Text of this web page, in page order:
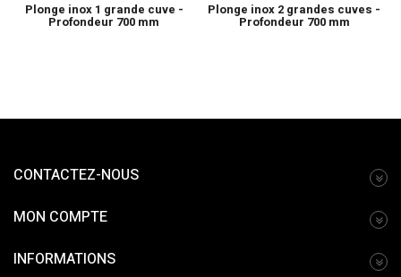
Plonge inox 1 grande cuve -
Profondeur 700 mm
Plonge inox 2 grandes cuves -
Profondeur 700 mm
CONTACTEZ-NOUS
MON COMPTE
INFORMATIONS